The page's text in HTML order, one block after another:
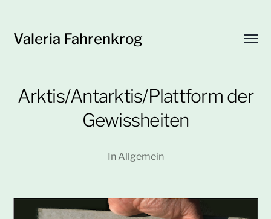
Valeria Fahrenkrog
Menü
Arktis/Antarktis/Plattform der
Gewissheiten
In Allgemein